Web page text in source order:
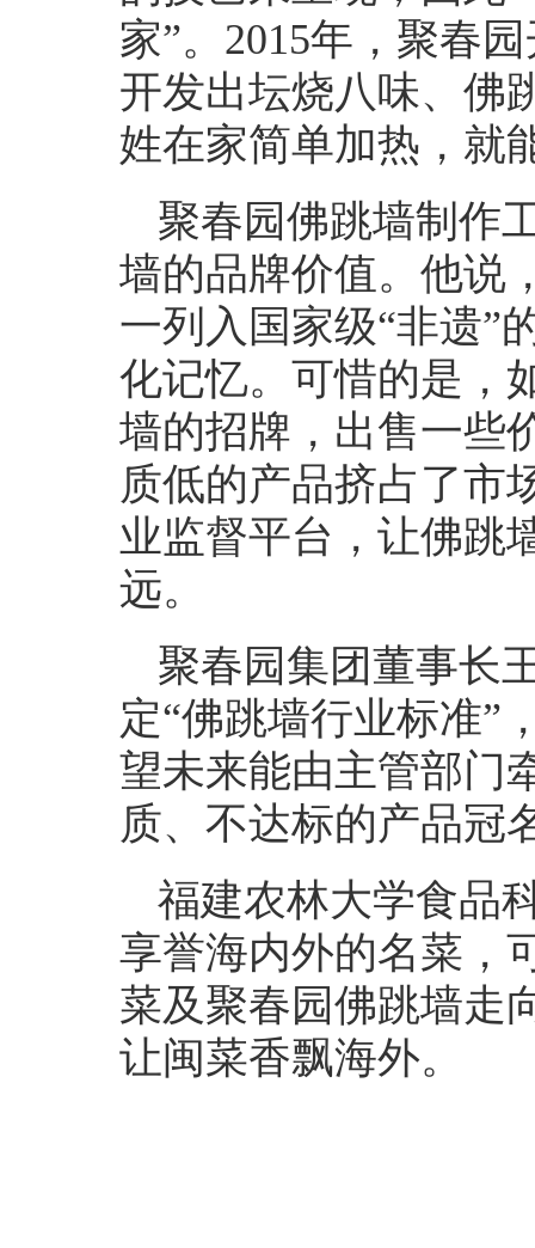
家”。2015年，聚春
开发出坛烧八味、佛
姓在家简单加热，就
聚春园佛跳墙制作
墙的品牌价值。他说
一列入国家级“非遗”
化记忆。可惜的是，
墙的招牌，出售一些
质低的产品挤占了市
业监督平台，让佛跳
远。
聚春园集团董事长
定“佛跳墙行业标准”
望未来能由主管部门
质、不达标的产品冠
福建农林大学食品
享誉海内外的名菜，
菜及聚春园佛跳墙走
让闽菜香飘海外。